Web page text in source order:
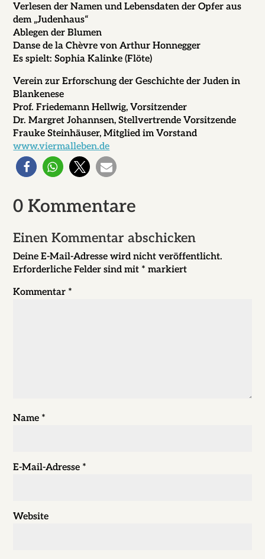
Verlesen der Namen und Lebensdaten der Opfer aus
dem „Judenhaus“
Ablegen der Blumen
Danse de la Chèvre von Arthur Honnegger
Es spielt: Sophia Kalinke (Flöte)
Verein zur Erforschung der Geschichte der Juden in
Blankenese
Prof. Friedemann Hellwig, Vorsitzender
Dr. Margret Johannsen, Stellvertrende Vorsitzende
Frauke Steinhäuser, Mitglied im Vorstand
www.viermalleben.de
0 Kommentare
Einen Kommentar abschicken
Deine E-Mail-Adresse wird nicht veröffentlicht.
Erforderliche Felder sind mit * markiert
Kommentar *
Name *
E-Mail-Adresse *
Website